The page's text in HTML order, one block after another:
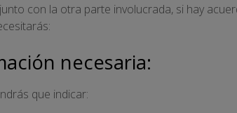
con la otra parte involucrada, si hay
necesaria:
que indicar: